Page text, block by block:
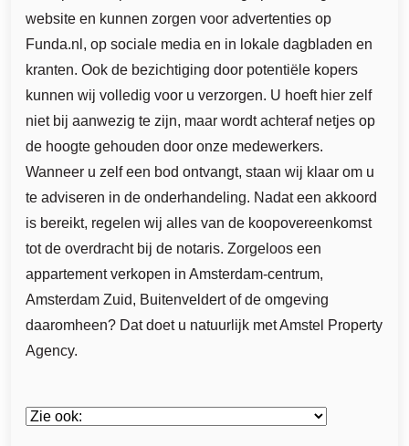
website en kunnen zorgen voor advertenties op
Funda.nl, op sociale media en in lokale dagbladen en
kranten. Ook de bezichtiging door potentiële kopers
kunnen wij volledig voor u verzorgen. U hoeft hier zelf
niet bij aanwezig te zijn, maar wordt achteraf netjes op
de hoogte gehouden door onze medewerkers.
Wanneer u zelf een bod ontvangt, staan wij klaar om u
te adviseren in de onderhandeling. Nadat een akkoord
is bereikt, regelen wij alles van de koopovereenkomst
tot de overdracht bij de notaris. Zorgeloos een
appartement verkopen in Amsterdam-centrum,
Amsterdam Zuid, Buitenveldert of de omgeving
daaromheen? Dat doet u natuurlijk met Amstel Property
Agency.